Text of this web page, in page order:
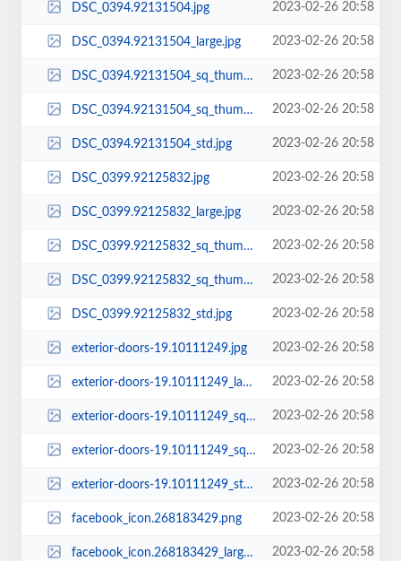
DSC_0394.92131504.jpg 2023-02-26 20:58
DSC_0394.92131504_large.jpg 2023-02-26 20:58
DSC_0394.92131504_sq_thumb_m.jpg 2023-02-26 20:58
DSC_0394.92131504_sq_thumb_s.jpg 2023-02-26 20:58
DSC_0394.92131504_std.jpg 2023-02-26 20:58
DSC_0399.92125832.jpg 2023-02-26 20:58
DSC_0399.92125832_large.jpg 2023-02-26 20:58
DSC_0399.92125832_sq_thumb_m.jpg 2023-02-26 20:58
DSC_0399.92125832_sq_thumb_s.jpg 2023-02-26 20:58
DSC_0399.92125832_std.jpg 2023-02-26 20:58
exterior-doors-19.10111249.jpg 2023-02-26 20:58
exterior-doors-19.10111249_large.jpg 2023-02-26 20:58
exterior-doors-19.10111249_sq_thumb_m.jpg 2023-02-26 20:58
exterior-doors-19.10111249_sq_thumb_s.jpg 2023-02-26 20:58
exterior-doors-19.10111249_std.jpg 2023-02-26 20:58
facebook_icon.268183429.png 2023-02-26 20:58
facebook_icon.268183429_large.png 2023-02-26 20:58